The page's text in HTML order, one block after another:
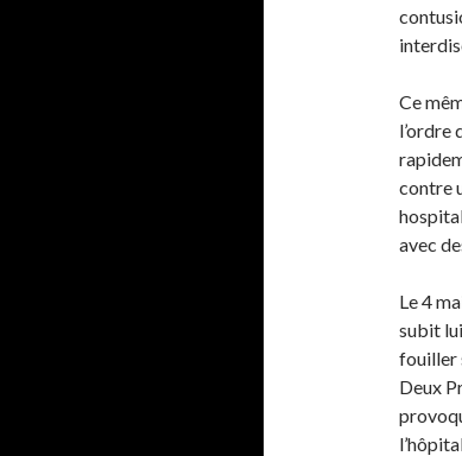
Ce
l’ordre
contre
avec
Le 4
subit
fouiller
Deux